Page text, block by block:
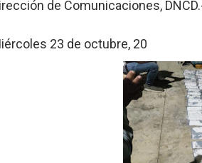
de Comunicaciones,
23 de octubre, 20